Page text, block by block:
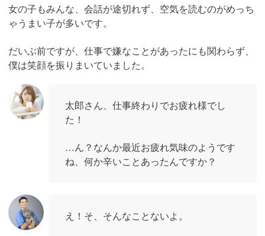
女の子もみんな、会話が途切れず、空気を読むのがめっち
ゃうまい子が多いです。
だいぶ前ですが、仕事で嫌なことがあったにも関わらず、
僕は笑顔を振りまいていました。
太郎さん、仕事終わりでお疲れ様でし
た！
…ん？なんか最近お疲れ気味のようです
ね、何か辛いことあったんですか？
え！そ、そんなことないよ。